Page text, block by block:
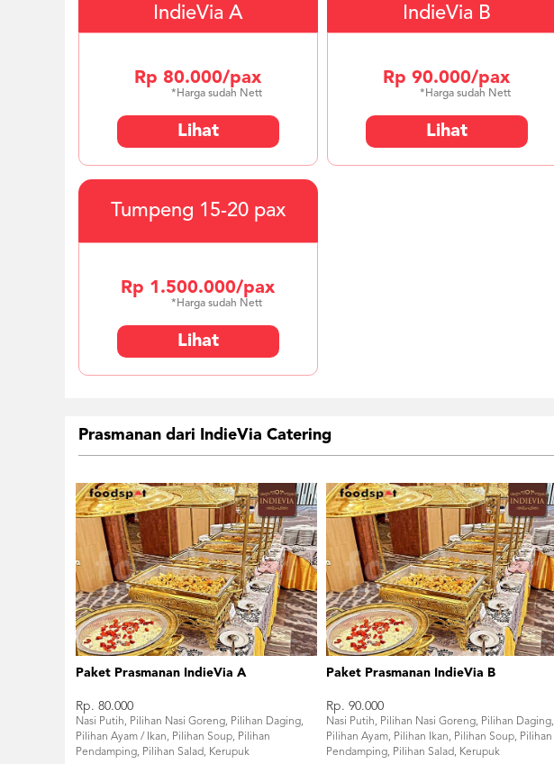
IndieVia A
Rp 80.000/pax
*Harga sudah Nett
Lihat
IndieVia B
Rp 90.000/pax
*Harga sudah Nett
Lihat
Tumpeng 15-20 pax
Rp 1.500.000/pax
*Harga sudah Nett
Lihat
Prasmanan dari IndieVia Catering
Paket Prasmanan IndieVia A
Rp. 80.000
Nasi Putih, Pilihan Nasi Goreng, Pilihan Daging,
Pilihan Ayam / Ikan, Pilihan Soup, Pilihan
Pendamping, Pilihan Salad, Kerupuk
Paket Prasmanan IndieVia B
Rp. 90.000
Nasi Putih, Pilihan Nasi Goreng, Pilihan Daging,
Pilihan Ayam, Pilihan Ikan, Pilihan Soup, Pilihan
Pendamping, Pilihan Salad, Kerupuk